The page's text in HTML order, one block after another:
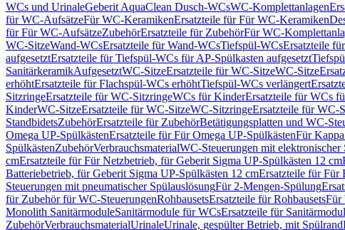
WCs und UrinaleGeberit AquaClean Dusch-WCsWC-Komplettanlagen
für WC-AufsätzeFür WC-KeramikenErsatzteile für Für WC-Keramiken
für Für WC-AufsätzeZubehörErsatzteile für ZubehörFür WC-
WC-SitzeWand-WCsErsatzteile für Wand-WCsTiefspül-WCsErsatzteile
aufgesetztErsatzteile für Tiefspül-WCs für AP-Spülkasten aufgesetzt
SanitärkeramikAufgesetztWC-SitzeErsatzteile für WC-SitzeWC-Sitze
erhöhtErsatzteile für Flachspül-WCs erhöhtTiefspül-WCs verlängert
SitzringeErsatzteile für WC-SitzringeWCs für KinderErsatzteile für WCs
KinderWC-SitzeErsatzteile für WC-SitzeWC-SitzringeErsatzteile für WC-
StandbidetsZubehörErsatzteile für ZubehörBetätigungsplatten und WC-
Omega UP-SpülkästenErsatzteile für Für Omega UP-SpülkästenFür
SpülkästenZubehörVerbrauchsmaterialWC-Steuerungen mit elektronischer
cmErsatzteile für Für Netzbetrieb, für Geberit Sigma UP-Spülkästen 12 cm
Batteriebetrieb, für Geberit Sigma UP-Spülkästen 12 cmErsatzteile für Für
Steuerungen mit pneumatischer SpülauslösungFür 2-Mengen-Spülung
für Zubehör für WC-SteuerungenRohbausetsErsatzteile für RohbausetsFür
Monolith SanitärmoduleSanitärmodule für WCsErsatzteile für
ZubehörVerbrauchsmaterialUrinaleUrinale, gespülter Betrieb, mit Spülrand